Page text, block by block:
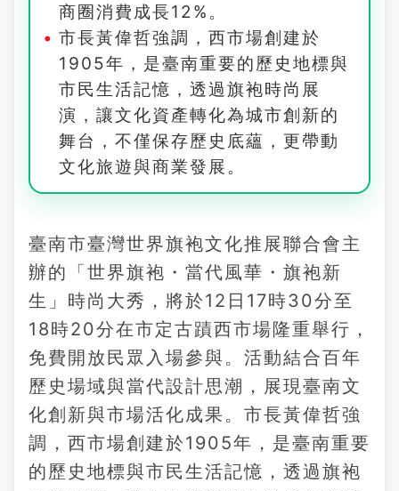
商圈消費成長12%。
市長黃偉哲強調，西市場創建於
1905年，是臺南重要的歷史地標與
市民生活記憶，透過旗袍時尚展
演，讓文化資產轉化為城市創新的
舞台，不僅保存歷史底蘊，更帶動
文化旅遊與商業發展。
臺南市臺灣世界旗袍文化推展聯合會主
辦的「世界旗袍・當代風華・旗袍新
生」時尚大秀，將於12日17時30分至
18時20分在市定古蹟西市場隆重舉行，
免費開放民眾入場參與。活動結合百年
歷史場域與當代設計思潮，展現臺南文
化創新與市場活化成果。市長黃偉哲強
調，西市場創建於1905年，是臺南重要
的歷史地標與市民生活記憶，透過旗袍